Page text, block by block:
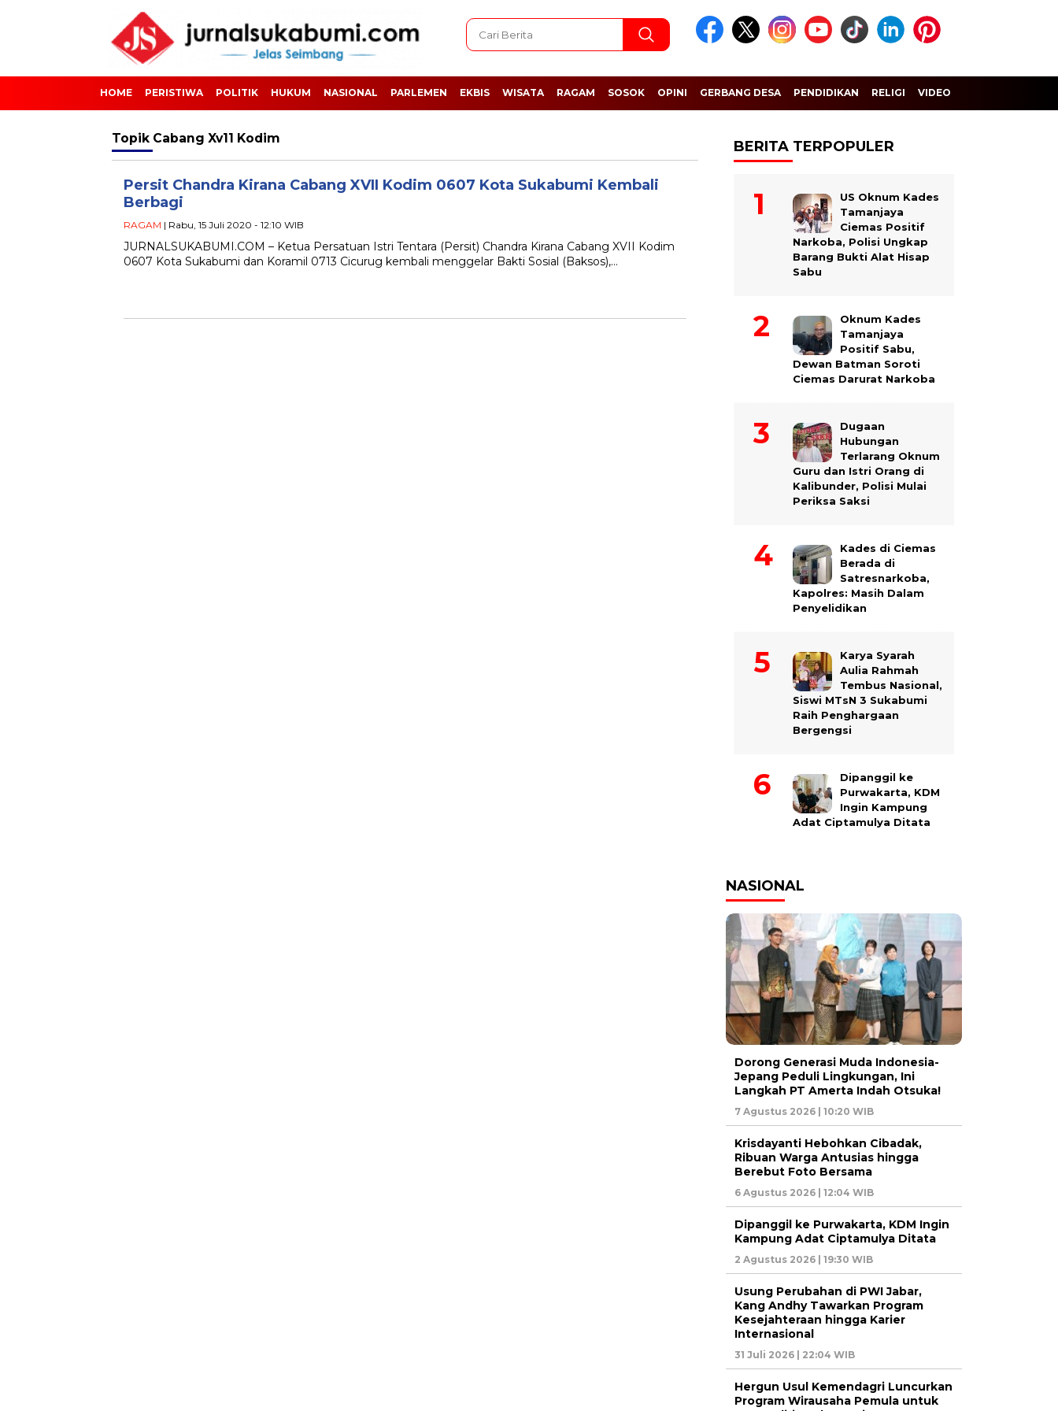
HOME PERISTIWA POLITIK HUKUM NASIONAL PARLEMEN EKBIS WISATA RAGAM SOSOK OPINI GERBANG DESA PENDIDIKAN RELIGI VIDEO
Topik Cabang Xv11 Kodim
Persit Chandra Kirana Cabang XVII Kodim 0607 Kota Sukabumi Kembali
Berbagi
RAGAM | Rabu, 15 Juli 2020 - 12:10 WIB
JURNALSUKABUMI.COM – Ketua Persatuan Istri Tentara (Persit) Chandra Kirana Cabang XVII Kodim
0607 Kota Sukabumi dan Koramil 0713 Cicurug kembali menggelar Bakti Sosial (Baksos),…
BERITA TERPOPULER
US Oknum Kades
Tamanjaya
Ciemas Positif
Narkoba, Polisi Ungkap
Barang Bukti Alat Hisap
Sabu
Oknum Kades
Tamanjaya
Positif Sabu,
Dewan Batman Soroti
Ciemas Darurat Narkoba
Dugaan
Hubungan
Terlarang Oknum
Guru dan Istri Orang di
Kalibunder, Polisi Mulai
Periksa Saksi
Kades di Ciemas
Berada di
Satresnarkoba,
Kapolres: Masih Dalam
Penyelidikan
Karya Syarah
Aulia Rahmah
Tembus Nasional,
Siswi MTsN 3 Sukabumi
Raih Penghargaan
Bergengsi
Dipanggil ke
Purwakarta, KDM
Ingin Kampung
Adat Ciptamulya Ditata
NASIONAL
Dorong Generasi Muda Indonesia-
Jepang Peduli Lingkungan, Ini
Langkah PT Amerta Indah Otsuka!
7 Agustus 2026 | 10:20 WIB
Krisdayanti Hebohkan Cibadak,
Ribuan Warga Antusias hingga
Berebut Foto Bersama
6 Agustus 2026 | 12:04 WIB
Dipanggil ke Purwakarta, KDM Ingin
Kampung Adat Ciptamulya Ditata
2 Agustus 2026 | 19:30 WIB
Usung Perubahan di PWI Jabar,
Kang Andhy Tawarkan Program
Kesejahteraan hingga Karier
Internasional
31 Juli 2026 | 22:04 WIB
Hergun Usul Kemendagri Luncurkan
Program Wirausaha Pemula untuk